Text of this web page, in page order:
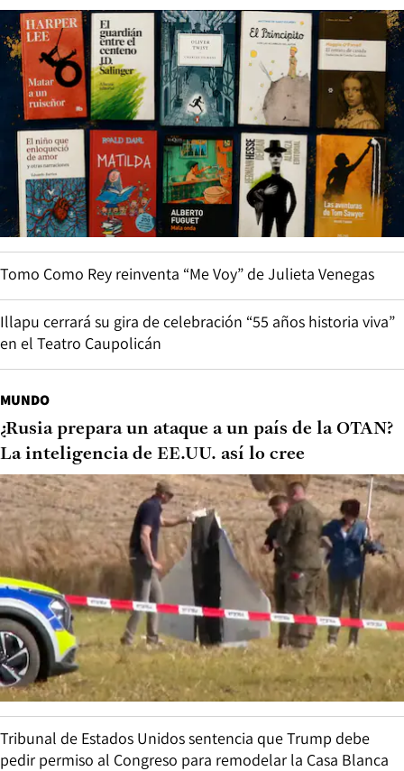
Tomo Como Rey reinventa “Me Voy” de Julieta Venegas
Illapu cerrará su gira de celebración “55 años historia viva”
en el Teatro Caupolicán
MUNDO
¿Rusia prepara un ataque a un país de la OTAN?
La inteligencia de EE.UU. así lo cree
Tribunal de Estados Unidos sentencia que Trump debe
pedir permiso al Congreso para remodelar la Casa Blanca